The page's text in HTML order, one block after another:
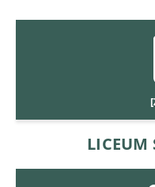
LICEUM